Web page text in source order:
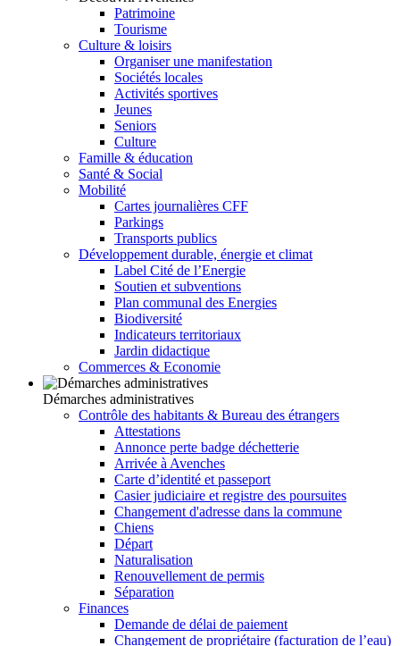
Patrimoine
Tourisme
Culture & loisirs
Organiser une manifestation
Sociétés locales
Activités sportives
Jeunes
Seniors
Culture
Famille & éducation
Santé & Social
Mobilité
Cartes journalières CFF
Parkings
Transports publics
Développement durable, énergie et climat
Label Cité de l’Energie
Soutien et subventions
Plan communal des Energies
Biodiversité
Indicateurs territoriaux
Jardin didactique
Commerces & Economie
Démarches administratives
Contrôle des habitants & Bureau des étrangers
Attestations
Annonce perte badge déchetterie
Arrivée à Avenches
Carte d’identité et passeport
Casier judiciaire et registre des poursuites
Changement d'adresse dans la commune
Chiens
Départ
Naturalisation
Renouvellement de permis
Séparation
Finances
Demande de délai de paiement
Changement de propriétaire (facturation de l’eau)